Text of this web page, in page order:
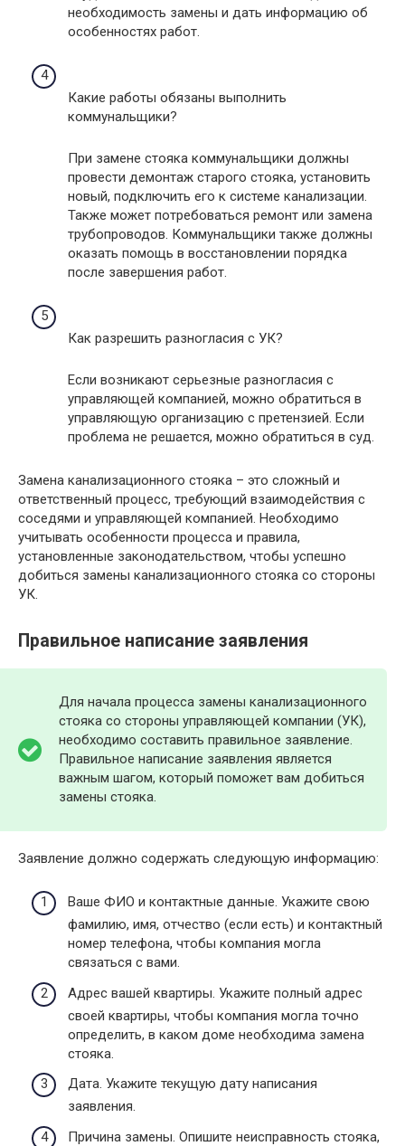
необходимость замены и дать информацию об
особенностях работ.
Какие работы обязаны выполнить
коммунальщики?
При замене стояка коммунальщики должны
провести демонтаж старого стояка, установить
новый, подключить его к системе канализации.
Также может потребоваться ремонт или замена
трубопроводов. Коммунальщики также должны
оказать помощь в восстановлении порядка
после завершения работ.
Как разрешить разногласия с УК?
Если возникают серьезные разногласия с
управляющей компанией, можно обратиться в
управляющую организацию с претензией. Если
проблема не решается, можно обратиться в суд.
Замена канализационного стояка – это сложный и
ответственный процесс, требующий взаимодействия с
соседями и управляющей компанией. Необходимо
учитывать особенности процесса и правила,
установленные законодательством, чтобы успешно
добиться замены канализационного стояка со стороны
УК.
Правильное написание заявления
Для начала процесса замены канализационного
стояка со стороны управляющей компании (УК),
необходимо составить правильное заявление.
Правильное написание заявления является
важным шагом, который поможет вам добиться
замены стояка.
Заявление должно содержать следующую информацию:
Ваше ФИО и контактные данные. Укажите свою
фамилию, имя, отчество (если есть) и контактный
номер телефона, чтобы компания могла
связаться с вами.
Адрес вашей квартиры. Укажите полный адрес
своей квартиры, чтобы компания могла точно
определить, в каком доме необходима замена
стояка.
Дата. Укажите текущую дату написания
заявления.
Причина замены. Опишите неисправность стояка,